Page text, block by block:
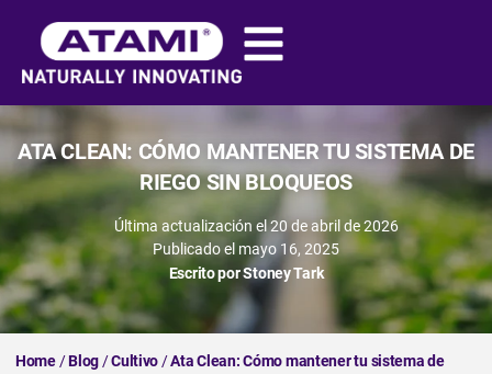
ATA CLEAN: CÓMO MANTENER TU SISTEMA DE
RIEGO SIN BLOQUEOS
Última actualización el 20 de abril de 2026
Publicado el mayo 16, 2025
Escrito porStoney Tark
Home/Blog/Cultivo/Ata Clean: Cómo mantener tu sistema de